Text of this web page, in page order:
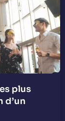
plus
d’un